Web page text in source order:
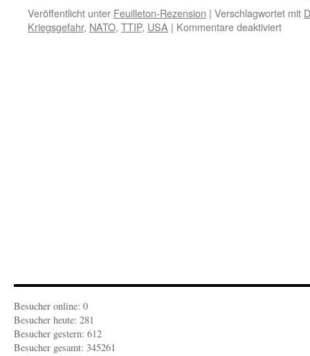
Veröffentlicht unter Feuilleton-Rezension | Verschlagwortet mit
Kriegsgefahr, NATO, TTIP, USA | Kommentare deaktiviertfür
Besucher online: 0
Besucher heute: 281
Besucher gestern: 612
Besucher gesamt: 345261